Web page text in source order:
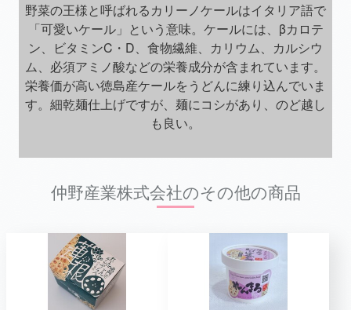
野菜の王様と呼ばれるカリーノケールはイタリア語で
「可愛いケール」という意味。ケールには、βカロテ
ン、ビタミンC・D、食物繊維、カリウム、カルシウ
ム、必須アミノ酸などの栄養成分が含まれています。
栄養価が高い徳島産ケールをうどんに練り込んでいま
す。細乾麺仕上げですが、麺にコシがあり、のど越し
も良い。
仲野産業株式会社のその他の商品